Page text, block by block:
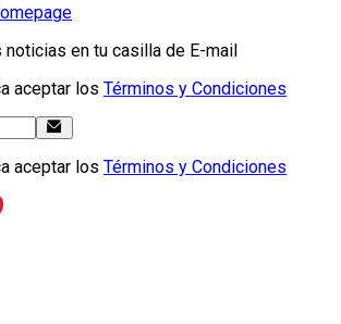
noticias en tu casilla de E-mail
aceptar los Términos y Condiciones
aceptar los Términos y Condiciones